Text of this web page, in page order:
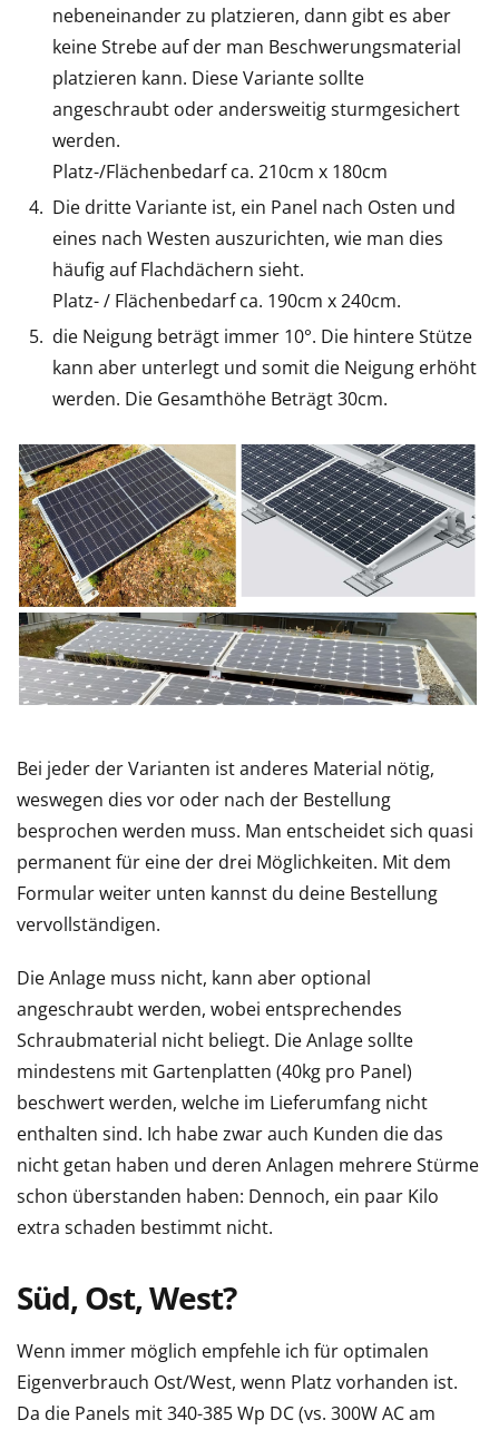
nebeneinander zu platzieren, dann gibt es aber
keine Strebe auf der man Beschwerungsmaterial
platzieren kann. Diese Variante sollte
angeschraubt oder andersweitig sturmgesichert
werden.
Platz-/Flächenbedarf ca. 210cm x 180cm
Die dritte Variante ist, ein Panel nach Osten und
eines nach Westen auszurichten, wie man dies
häufig auf Flachdächern sieht.
Platz- / Flächenbedarf ca. 190cm x 240cm.
die Neigung beträgt immer 10°. Die hintere Stütze
kann aber unterlegt und somit die Neigung erhöht
werden. Die Gesamthöhe Beträgt 30cm.
Bei jeder der Varianten ist anderes Material nötig,
weswegen dies vor oder nach der Bestellung
besprochen werden muss. Man entscheidet sich quasi
permanent für eine der drei Möglichkeiten. Mit dem
Formular weiter unten kannst du deine Bestellung
vervollständigen.
Die Anlage muss nicht, kann aber optional
angeschraubt werden, wobei entsprechendes
Schraubmaterial nicht beliegt. Die Anlage sollte
mindestens mit Gartenplatten (40kg pro Panel)
beschwert werden, welche im Lieferumfang nicht
enthalten sind. Ich habe zwar auch Kunden die das
nicht getan haben und deren Anlagen mehrere Stürme
schon überstanden haben: Dennoch, ein paar Kilo
extra schaden bestimmt nicht.
Süd, Ost, West?
Wenn immer möglich empfehle ich für optimalen
Eigenverbrauch Ost/West, wenn Platz vorhanden ist.
Da die Panels mit 340-385 Wp DC (vs. 300W AC am